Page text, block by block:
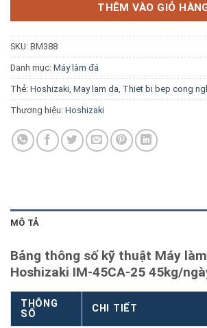
THÊM VÀO GIỎ
SKU: BM388
Danh mục: Máy làm đá
Thẻ: Hoshizaki May lam da Thiet bi bep cong
Thương hiệu: Hoshizaki
MÔ TẢ
Bảng thông số kỹ thuật Máy
Hoshizaki IM-45CA-25 45kg/
THÔNG
SỐ
CHI TIẾT